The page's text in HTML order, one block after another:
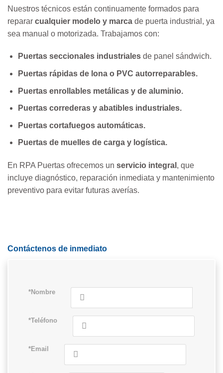
Nuestros técnicos están continuamente formados para
reparar cualquier modelo y marca de puerta industrial, ya
sea manual o motorizada. Trabajamos con:
Puertas seccionales industrialesde panel sándwich.
Puertas rápidas de lona o PVC autorreparables.
Puertas enrollables metálicas y de aluminio.
Puertas correderas y abatibles industriales.
Puertas cortafuegos automáticas.
Puertas de muelles de carga y logística.
En RPA Puertas ofrecemos un servicio integral , que
incluye diagnóstico, reparación inmediata y mantenimiento
preventivo para evitar futuras averías.
Contáctenos de inmediato
*Nombre
*Teléfono
*Email